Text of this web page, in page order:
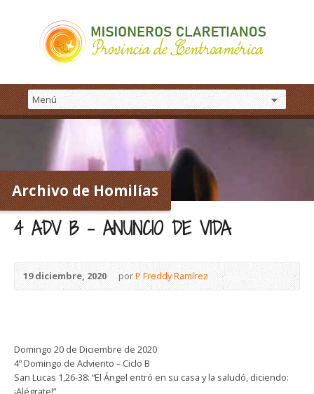
Archivo de Homilías
4 ADV B – ANUNCIO DE VIDA
19 diciembre, 2020 porP Freddy Ramírez
Domingo 20 de Diciembre de 2020
4º Domingo de Adviento – Ciclo B
San Lucas 1,26-38: “El Ángel entró en su casa y la saludó, diciendo:
¡Alégrate!”